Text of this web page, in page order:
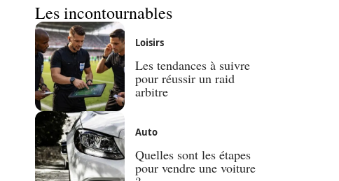
Les incontournables
Loisirs
Les tendances à suivre
pour réussir un raid
arbitre
Auto
Quelles sont les étapes
pour vendre une voiture